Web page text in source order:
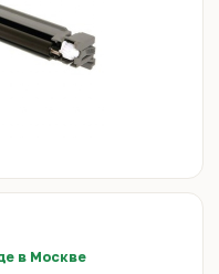
в Москве